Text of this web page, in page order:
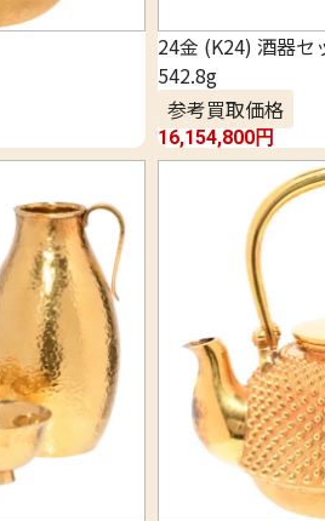
24金 (K24) 酒器セ
542.8g
参考買取価格
16,154,800円